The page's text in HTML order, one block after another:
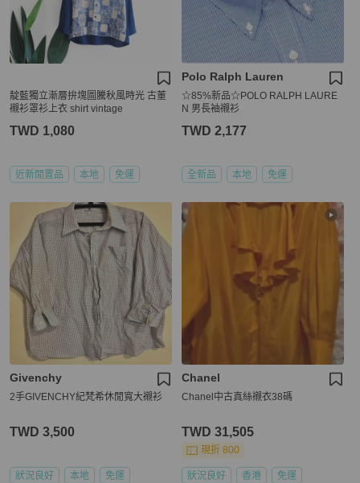
靛藍獨立漸層拚塊圖騰秋風時光 古董
襯衫罩衫上衣 shirt vintage
TWD 1,080
近新閒置品 本地 免運
Polo Ralph Lauren
☆85%新品☆POLO RALPH LAURE
N 男長袖襯衫
TWD 2,177
全新品 本地 免運
Givenchy
2手GIVENCHY紀梵希休閒寬大襯衫
TWD 3,500
狀況良好 本地 免運
Chanel
Chanel中古真絲襯衣38碼
TWD 31,505
現折 800
狀況良好 香港 免運